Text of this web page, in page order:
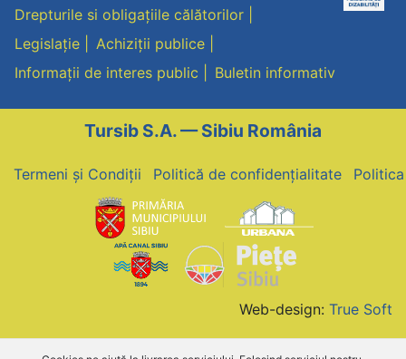
Drepturile si obligațiile călătorilor
Legislație
Achiziții publice
Informații de interes public
Buletin informativ
Tursib S.A. — Sibiu România
Termeni și Condiții Politică de confidențialitate
Web-design: True Soft